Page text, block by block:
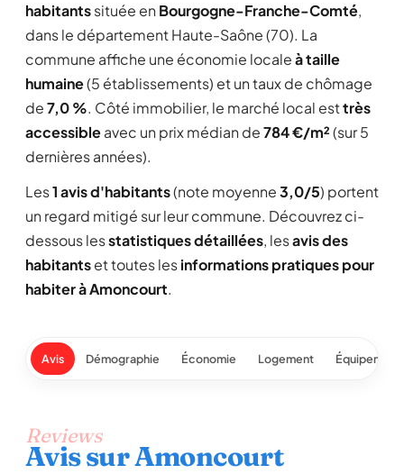
habitantssituée en Bourgogne-Franche-Comté,
dans le département Haute-Saône (70). La
commune affiche une économie localeà taille
humaine(5 établissements) et un taux de chômage
de7,0 %. Côté immobilier, le marché local esttrès
accessibleavec un prix médian de784 €/m²(sur 5
dernières années).
Les1 avis d'habitants(note moyenne3,0/5) portent
un regard mitigé sur leur commune. Découvrez ci-
dessous lesstatistiques détaillées, lesavis des
habitantset toutes lesinformations pratiques pour
habiter à Amoncourt.
Avis Démographie Économie Logement
Reviews
Avis sur Amoncourt